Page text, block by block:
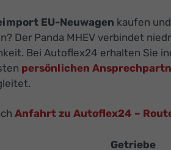
EU-Neuwagen kaufen
Der Panda MHEV verbindet
Bei Autoflex24 erhalten Sie
persönlichen
Anfahrt zu Autoflex24 –
Getriebe